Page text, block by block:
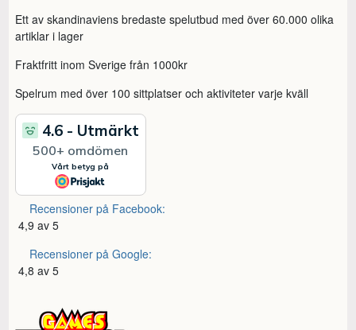
Ett av skandinaviens bredaste spelutbud med över 60.000 olika
artiklar i lager
Fraktfritt inom Sverige från 1000kr
Spelrum med över 100 sittplatser och aktiviteter varje kväll
Recensioner på Facebook:
4,9 av 5
Recensioner på Google:
4,8 av 5